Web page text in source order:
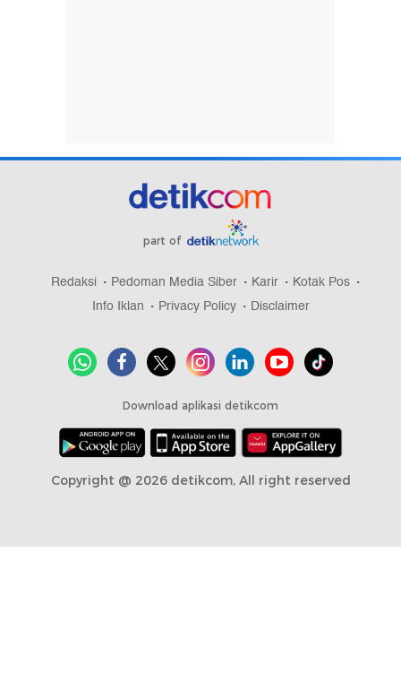
part of
Redaksi Pedoman Media Siber Karir
Kotak Pos
Info Iklan
Privacy Policy Disclaimer
Download aplikasi detikcom
Copyright @ 2026 detikcom, All right reserved